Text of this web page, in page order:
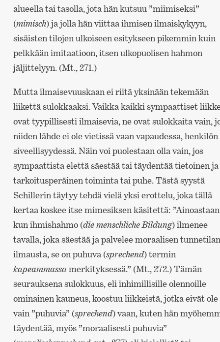
alueella tai tasolla, jota hän kutsuu ”miimiseksi”
(mimisch) ja jolla hän viittaa ihmisen ilmaiskykyyn,
sisäisten tilojen ulkoiseen esitykseen pikemmin kuin
pelkkään imitaatioon, itsen ulkopuolisen hahmon
jäljittelyyn. (Mt., 271.)
Mutta ilmaisevuuskaan ei riitä yksinään tekemään
liikettä sulokkaaksi. Vaikka kaikki sympaattiset
ovat tyypillisesti ilmaisevia, ne ovat sulokkaita vain,
niiden lähde ei ole vietissä vaan vapaudessa, henkilön
siveellisyydessä. Näin voi puolestaan olla vain, jos
sympaattista elettä säestää tai täydentää tietoinen ja
tarkoitusperäinen toiminta tai puhe. Tästä syystä
Schillerin täytyy tehdä vielä yksi erottelu, joka tällä
kertaa koskee itse mimesiksen käsitettä: ”Ainoastaan
kun ihmishahmo (die menschliche Bildung) ilmenee
tavalla, joka säestää ja palvelee moraalisen tunnetilan
ilmausta, se on puhuva (sprechend) termin
kapeammassamerkityksessä.” (Mt., 272.) Tämän
seurauksena sulokkuus, eli inhimillisille olennoille
ominainen kauneus, koostuu liikkeistä, jotka eivät ole
vain ”puhuvia” (sprechend) vaan, kuten hän
täydentää, myös ”moraalisesti puhuvia”